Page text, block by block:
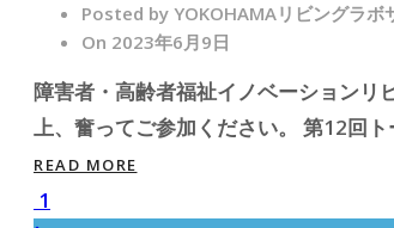
Posted by YOKOHAMAリビングラボ
On 2023年6月9日
障害者・高齢者福祉イノベーション
上、奮ってご参加ください。 第12回
READ MORE
1